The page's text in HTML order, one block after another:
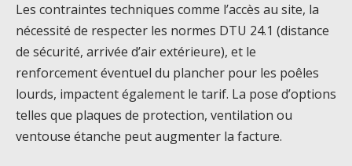
Les contraintes techniques comme l’accès au site, la
nécessité de respecter les normes DTU 24.1 (distance
de sécurité, arrivée d’air extérieure), et le
renforcement éventuel du plancher pour les poêles
lourds, impactent également le tarif. La pose d’options
telles que plaques de protection, ventilation ou
ventouse étanche peut augmenter la facture.